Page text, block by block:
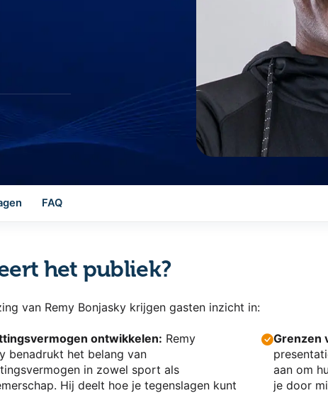
FAQ
het publiek?
van Remy Bonjasky krijgen gasten inzicht in:
ontwikkelen: Remy
benadrukt het belang van
in zowel sport als
Hij deelt hoe je tegenslagen kunt
Grenzen
aan om
je door